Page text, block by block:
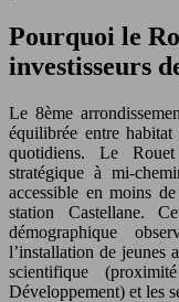
Pourquoi le
investisseurs
Le 8ème arrondissement marseillais concentre une mixité urbaine
équilibrée entre
quotidiens. Le
stratégique à mi-
accessible en moins
station Castellane.
démographique
l’installation de jeunes
scientifique
Développement) et les